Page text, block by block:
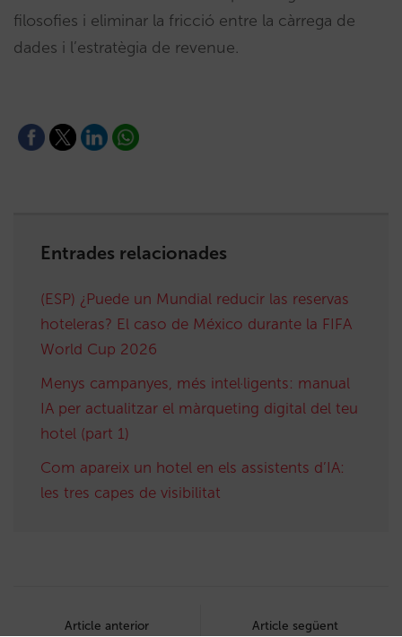
filosofies i eliminar la fricció entre la càrrega de
dades i l’estratègia de revenue.
Entrades relacionades
(ESP) ¿Puede un Mundial reducir las reservas
hoteleras? El caso de México durante la FIFA
World Cup 2026
Menys campanyes, més intel·ligents: manual
IA per actualitzar el màrqueting digital del teu
hotel (part 1)
Com apareix un hotel en els assistents d’IA:
les tres capes de visibilitat
navigation
Article anterior Article següent